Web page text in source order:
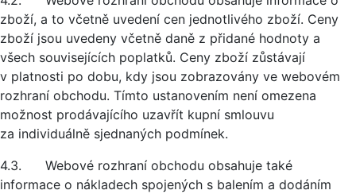
zboží, a to včetně uvedení cen jednotlivého zboží. Ceny
zboží jsou uvedeny včetně daně z přidané hodnoty a
všech souvisejících poplatků. Ceny zboží zůstávají
v platnosti po dobu, kdy jsou zobrazovány ve webovém
rozhraní obchodu. Tímto ustanovením není omezena
možnost prodávajícího uzavřít kupní smlouvu
za individuálně sjednaných podmínek.
4.3. Webové rozhraní obchodu obsahuje také
informace o nákladech spojených s balením a dodáním